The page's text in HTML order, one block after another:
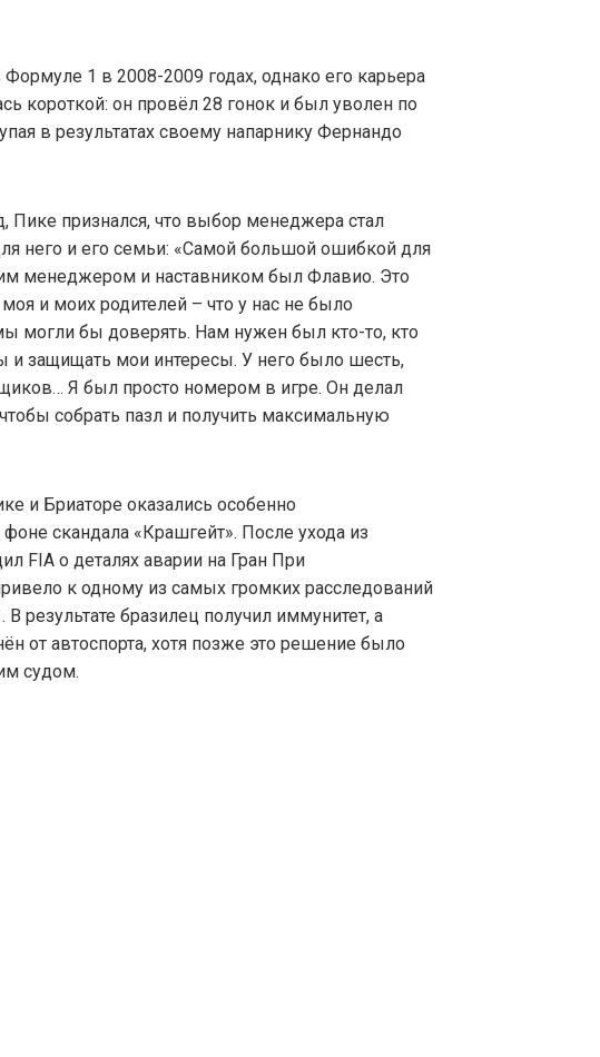
1 в 2008-2009 годах, однако его карьера
короткой: он провёл 28 гонок и был уволен по
в результатах своему напарнику Фернандо
Пике признался, что выбор менеджера стал
него и его семьи: «Самой большой ошибкой для
менеджером и наставником был Флавио. Это
и моих родителей – что у нас не было
могли бы доверять. Нам нужен был кто-то, кто
и защищать мои интересы. У него было шесть,
Я был просто номером в игре. Он делал
собрать пазл и получить максимальную
и Бриаторе оказались особенно
скандала «Крашгейт». После ухода из
FIA о деталях аварии на Гран При
к одному из самых громких расследований
результате бразилец получил иммунитет, а
от автоспорта, хотя позже это решение было
судом.